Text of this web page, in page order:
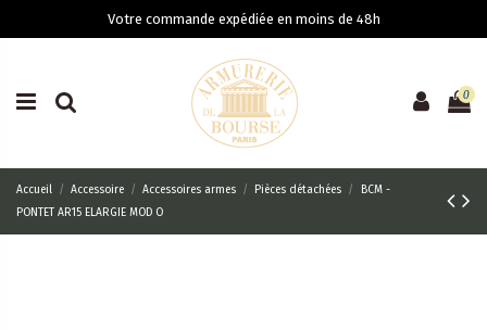
Votre commande expédiée en moins de 48h
0
Accueil Accessoire Accessoires armes Pièces détachées
BCM -
PONTET AR15 ELARGIE MOD O